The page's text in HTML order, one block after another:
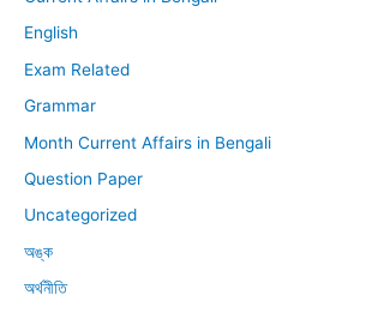
English
Exam Related
Grammar
Month Current Affairs in Bengali
Question Paper
Uncategorized
অঙ্ক
অর্থনীতি